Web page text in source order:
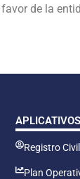
de la
Registro Civil
Plan